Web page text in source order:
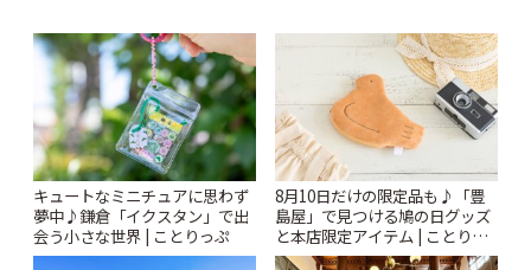
キュートなミニチュアに思わず
夢中♪鎌倉「イクスタン」で出
会う小さな世界 | ことりっぷ
8月10日だけの限定品も♪「豊
島屋」で見つける鳩の日グッズ
と本店限定アイテム | ことりっ
ぷ